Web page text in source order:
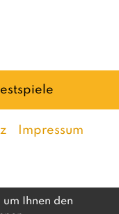
Impressum
um Ihnen den